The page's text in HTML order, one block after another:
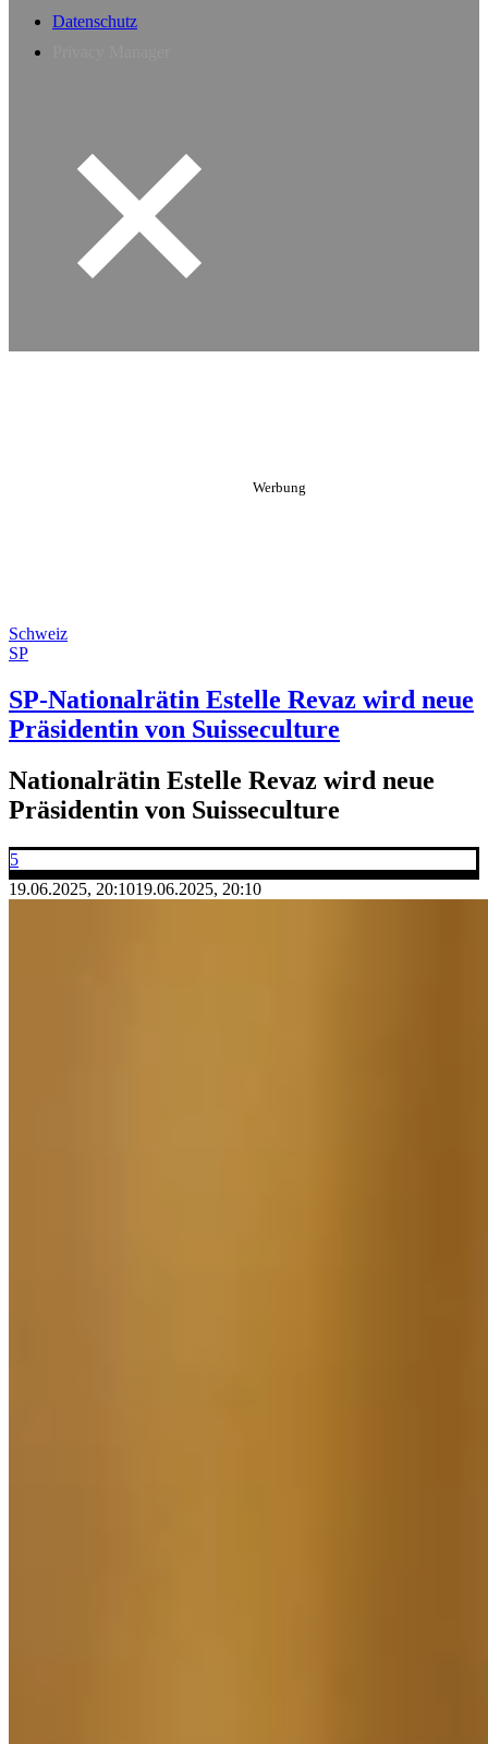
Datenschutz
Schweiz
SP
SP-Nationalrätin Estelle Revaz wird neue
Präsidentin von Suisseculture
Nationalrätin Estelle Revaz wird neue
Präsidentin von Suisseculture
5
19.06.2025, 20:1019.06.2025, 20:10